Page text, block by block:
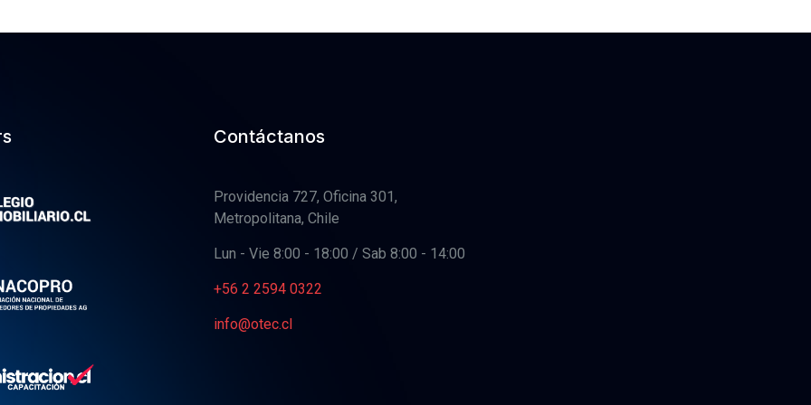
Contáctanos
Providencia 727, Oficina 301,
Metropolitana, Chile
Lun - Vie 8:00 - 18:00 / Sab 8:00 - 14:00
+56 2 2594 0322
info@otec.cl